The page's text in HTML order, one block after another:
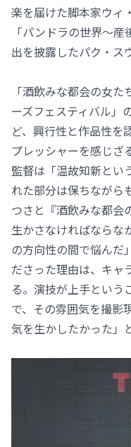
楽を届けた脚本家ウィ
「パンドラの世界～
出を披露したパク・ス
「酒飲みな都会の女
ーズフェスティバル」
ど、興行性と作品性を
プレッシャーを感じざ
監督は「温故知新とい
れた部分は保ちながら
つさと『酒飲みな都会
生かさなければならな
の方向性の間で悩んだ
ださった理由は、キャ
る。演技が上手という
で、その雰囲気を撮影
気を生かしたかった」